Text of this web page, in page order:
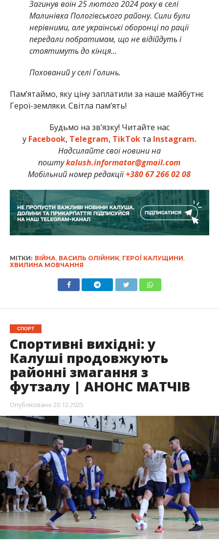
Загинув воїн 25 лютого 2024 року в селі
Малинівка Пологівського району. Сили були
нерівними, але українські оборонці по рації
передали побратимам, що не відійдуть і
стоятимуть до кінця…
Похований у селі Голинь.
Памʼятаймо, яку ціну заплатили за наше майбутнє
Герої-земляки. Світла пам’ять!
Будьмо на зв’язку! Читайте нас
у Facebook, Telegram, TikTokта Instagram.
Надсилайте свої новини на
поштуkalush.informator@gmail.com
Мобільний номер редакції+380 67 266 02 08
МІТКИ: ВІЙНА, ВАСИЛЬ ОЛІЙНИК, ГЕРОЇ КАЛУЩИНИ,
ХВИЛИНА МОВЧАННЯ
СПОРТ
Спортивні вихідні: у
Калуші продовжують
районні змагання з
футзалу | АНОНС МАТЧІВ
Опубліковано 20.12.2025